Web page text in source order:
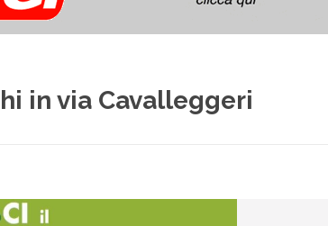
in via Cavalleggeri